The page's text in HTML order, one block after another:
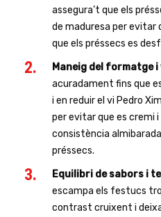
assegura’t que els
de maduresa per evitar
que els préssecs es
Maneig del formatge i
acuradament fins que
i en reduir el vi Pedro
per evitar que es cremi
consistència
préssecs.
Equilibri de sabors i
escampa els festucs
contrast cruixent i